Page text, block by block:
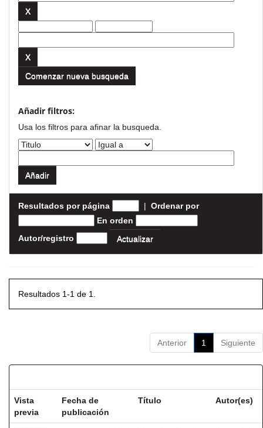
Comenzar nueva busqueda
Añadir filtros:
Usa los filtros para afinar la busqueda.
Resultados por página | Ordenar por
En orden
Autor/registro
Resultados 1-1 de 1.
Anterior 1 Siguiente
Vista
previa
Fecha de
publicación
Título Autor(es)